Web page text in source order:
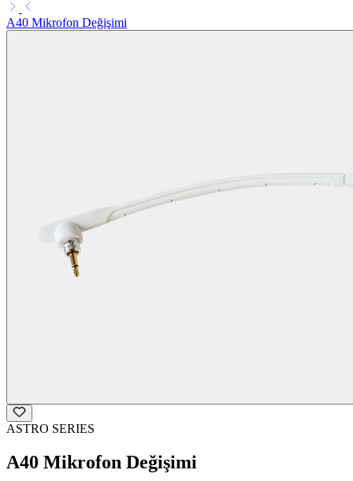
A40 Mikrofon Değişimi
ASTRO SERIES
A40 Mikrofon Değişimi